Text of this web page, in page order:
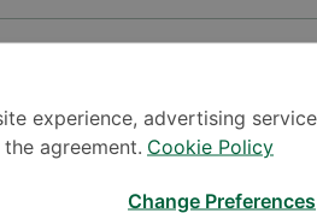
experience, advertising
agreement. Cookie Policy
Change Preferences